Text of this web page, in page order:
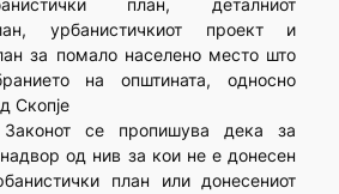
план, деталниот
урбанистичкиот проект и
за помало населено место што
на општината, односно
Скопје
се пропишува дека за
од нив за кои не е донесен
план или донесениот